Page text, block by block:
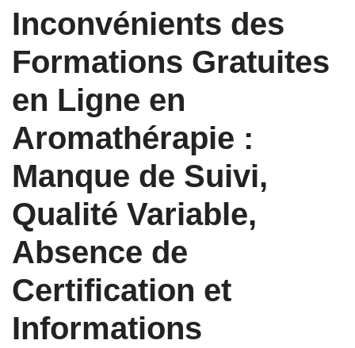
Inconvénients des
Formations Gratuites
en Ligne en
Aromathérapie :
Manque de Suivi,
Qualité Variable,
Absence de
Certification et
Informations